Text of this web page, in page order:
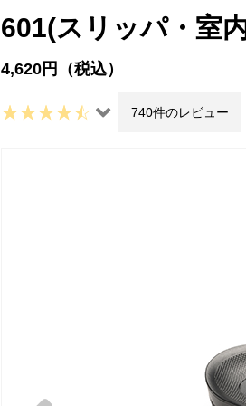
601(スリッパ・室
4,620円（税込）
740件のレビュー